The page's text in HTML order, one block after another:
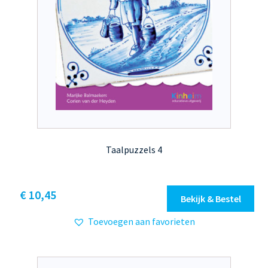
Taalpuzzels 4
€ 10,45 Bekijk & Bestel
heeft
Toevoegen aan favorieten